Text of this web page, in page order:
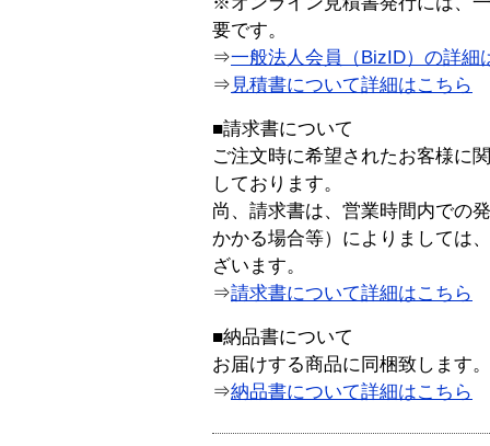
要です。
⇒一般法人会員（BizID）の詳細
⇒ 見積書について詳細はこちら
■請求書について
ご注文時に希望されたお客様に
しております。
尚、請求書は、営業時間内での
かかる場合等）によりましては
ざいます。
⇒請求書について詳細はこちら
■納品書について
お届けする商品に同梱致します。
⇒納品書について詳細はこちら